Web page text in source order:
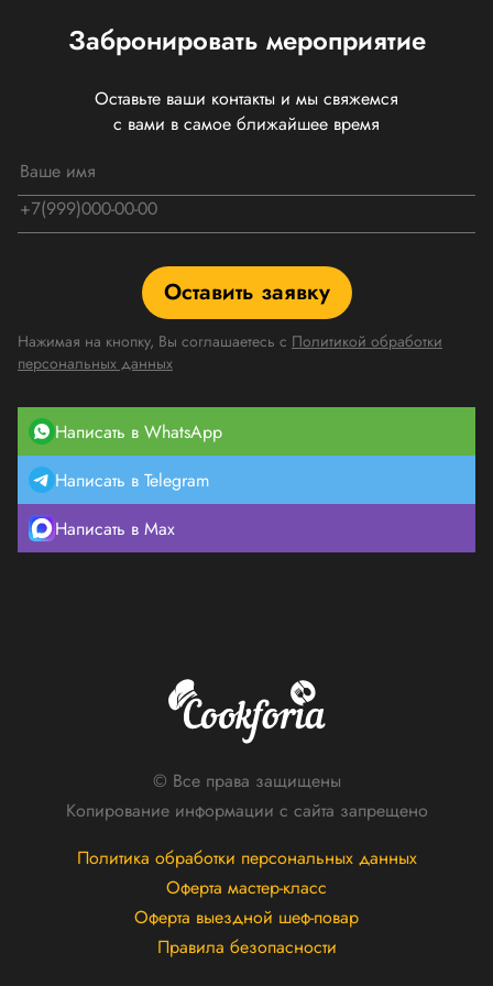
Забронировать мероприятие
Оставьте ваши контакты и мы свяжемся
с вами в самое ближайшее время
Оставить заявку
Нажимая на кнопку, Вы соглашаетесь с Политикой обработки
персональных данных
Написать в WhatsApp
Написать в Telegram
Написать в Max
© Все права защищены
Копирование информации с сайта запрещено
Политика обработки персональных данных
Оферта мастер-класс
Оферта выездной шеф-повар
Правила безопасности